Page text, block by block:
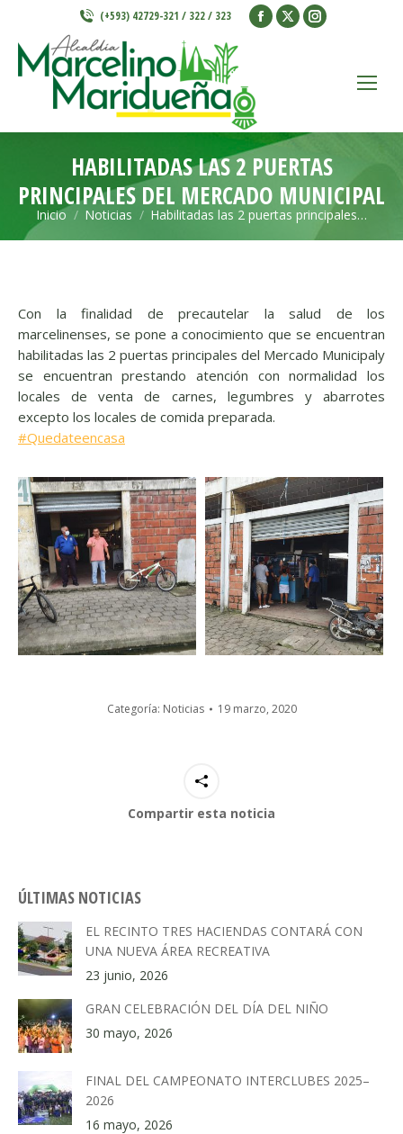
(+593) 42729-321 / 322 / 323
Facebook
window
X
window
Instagram
window
HABILITADAS LAS 2 PUERTAS
PRINCIPALES DEL MERCADO MUNICIPAL
Estás aquí:
Inicio Noticias Habilitadas las 2 puertas principales…
Con la finalidad de precautelar la salud de los
marcelinenses, se pone a conocimiento que se encuentran
habilitadas las 2 puertas principales del Mercado Municipaly
se encuentran prestando atención con normalidad los
locales de venta de carnes, legumbres y abarrotes
excepto los locales de comida preparada.
#Quedateencasa
Categoría: Noticias 19 marzo, 2020
Compartir esta noticia
ÚLTIMAS NOTICIAS
EL RECINTO TRES HACIENDAS CONTARÁ CON
UNA NUEVA ÁREA RECREATIVA
23 junio, 2026
GRAN CELEBRACIÓN DEL DÍA DEL NIÑO
30 mayo, 2026
FINAL DEL CAMPEONATO INTERCLUBES 2025–
2026
16 mayo, 2026